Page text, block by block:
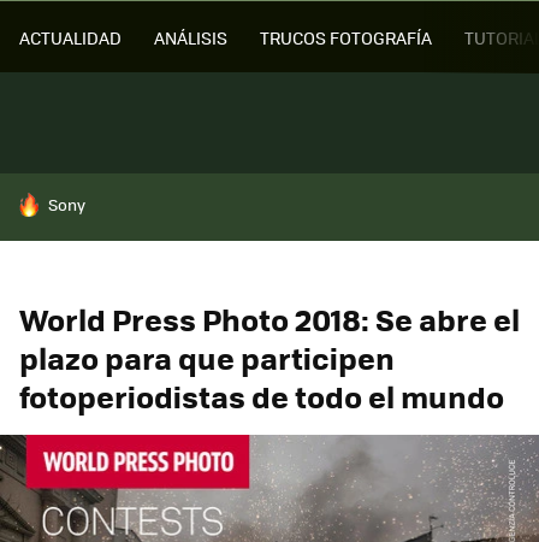
ACTUALIDAD ANÁLISIS TRUCOS FOTOGRAFÍA
HOY SE HABLA DE
Sony
World Press Photo 2018: Se abre el
plazo para que participen
fotoperiodistas de todo el mundo